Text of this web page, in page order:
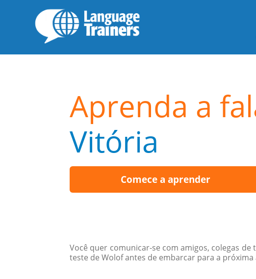
Aprenda a
Vitória
Comece a aprender
Você quer comunicar-se com amigos, colegas
teste de Wolof antes de embarcar para a